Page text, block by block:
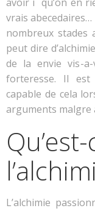
vrais
nombreux stades
peut dire
de la envie vis-
forteresse. Il est
capable de cela
arguments malgre
L’alchimie